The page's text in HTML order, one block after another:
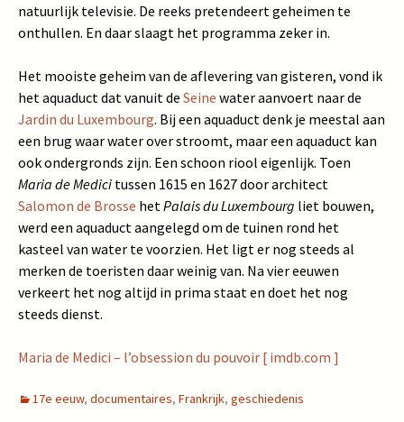
natuurlijk televisie. De reeks pretendeert geheimen te
onthullen. En daar slaagt het programma zeker in.
Het mooiste geheim van de aflevering van gisteren, vond ik
het aquaduct dat vanuit de Seine water aanvoert naar de
Jardin du Luxembourg. Bij een aquaduct denk je meestal aan
een brug waar water over stroomt, maar een aquaduct kan
ook ondergronds zijn. Een schoon riool eigenlijk. Toen
Maria de Medici tussen 1615 en 1627 door architect
Salomon de Brosse hetPalais du Luxembourg liet bouwen,
werd een aquaduct aangelegd om de tuinen rond het
kasteel van water te voorzien. Het ligt er nog steeds al
merken de toeristen daar weinig van. Na vier eeuwen
verkeert het nog altijd in prima staat en doet het nog
steeds dienst.
Maria de Medici – l’obsession du pouvoir [ imdb.com ]
17e eeuw, documentaires, Frankrijk, geschiedenis